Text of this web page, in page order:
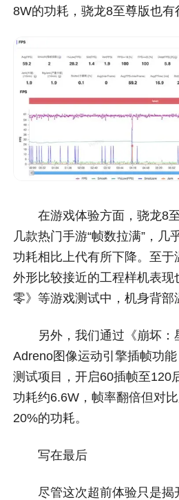
8W的功耗，骁龙8至尊版也有
在游戏体验方面，骁龙8至
几款热门手游“帧数拉满”，几
功耗相比上代有所下降。至于
外形比较接近的工程样机表现
零》等游戏测试中，机身背部
另外，我们通过《崩坏：
Adreno图像运动引擎插帧功
测试项目，开启60插帧至120
功耗约6.6W，帧率翻倍但对
20%的功耗。
写在最后
尽管这次超前体验只是揭